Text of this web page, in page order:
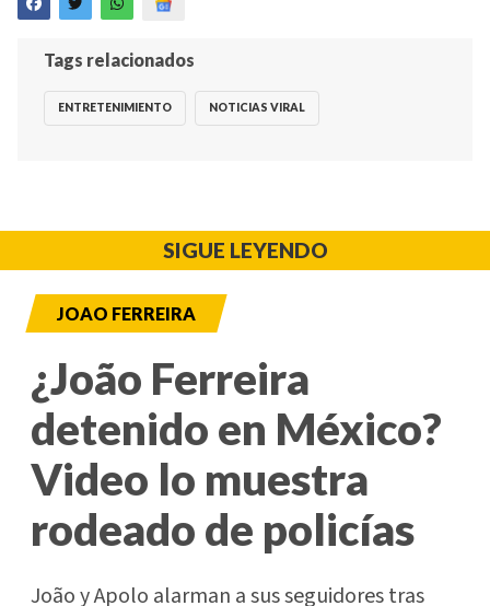
Tags relacionados
ENTRETENIMIENTO NOTICIAS VIRAL
SIGUE LEYENDO
JOAO FERREIRA
¿João Ferreira
detenido en México?
Video lo muestra
rodeado de policías
João y Apolo alarman a sus seguidores tras